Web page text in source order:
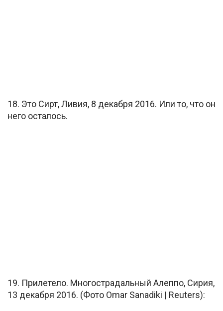
18. Это Сирт, Ливия, 8 декабря 2016. Или то, что он
него осталось.
19. Прилетело. Многострадальный Алеппо, Сирия,
13 декабря 2016. (Фото Omar Sanadiki | Reuters):